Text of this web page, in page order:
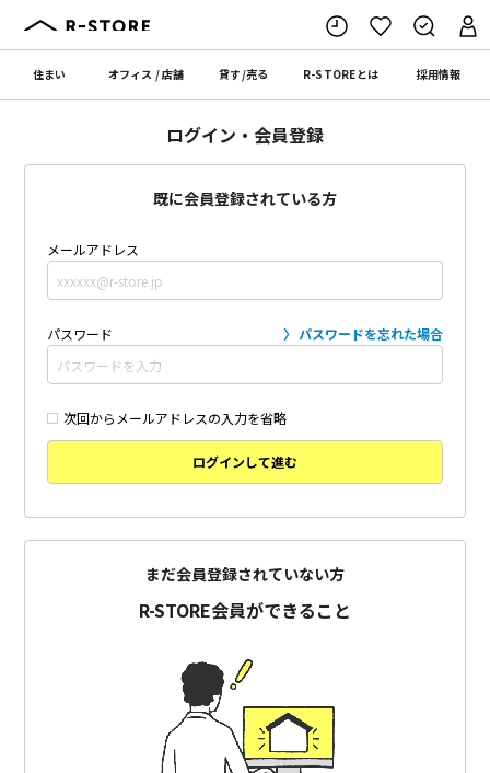
住まい オフィス /店舗 貸す/売る R-STOREとは 採用情報
ログイン・会員登録
既に会員登録されている方
メールアドレス
パスワード パスワードを忘れた場合
次回からメールアドレスの入力を省略
ログインして進む
まだ会員登録されていない方
R-STORE会員ができること